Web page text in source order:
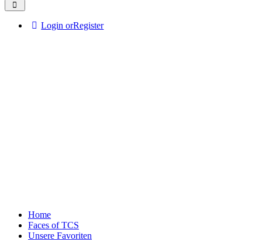
Login orRegister
Home
Faces of TCS
Unsere Favoriten